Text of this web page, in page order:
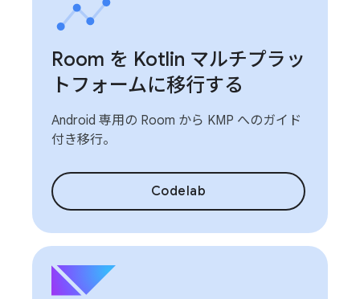
Room を Kotlin マルチプラッ
トフォームに移行する
Android 専用の Room から KMP へのガイド
付き移行。
Codelab